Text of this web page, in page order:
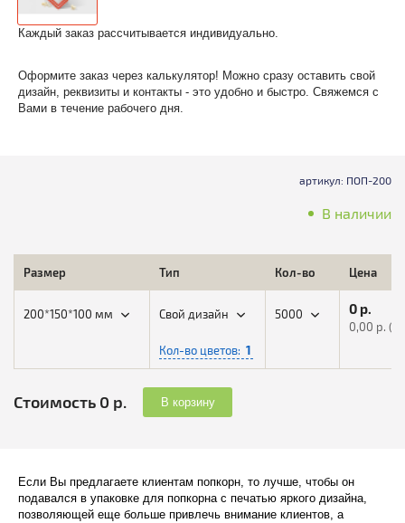
Каждый заказ рассчитывается индивидуально.
Оформите заказ через калькулятор! Можно сразу оставить свой
дизайн, реквизиты и контакты - это удобно и быстро. Свяжемся с
Вами в течение рабочего дня.
артикул: ПОП-200
В наличии
Размер Тип Кол-во Цена
200*150*100 мм Свой дизайн
Кол-во цветов: 1
5000 0 р.
0,00 р.
Стоимость 0 р. В корзину
Если Вы предлагаете клиентам попкорн, то лучше, чтобы он
подавался в упаковке для попкорна с печатью яркого дизайна,
позволяющей еще больше привлечь внимание клиентов, а